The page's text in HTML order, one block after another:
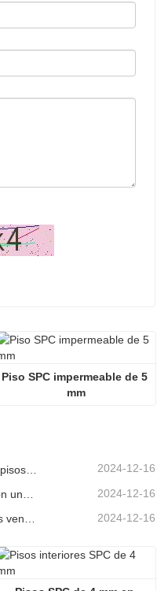
Piso SPC impermeable de 5
mm
2024-12-16
2024-12-16
Suelo laminado y análisis de sus ventajas. 2024-12-16